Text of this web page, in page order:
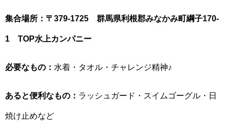
集合場所：〒379-1725 群馬県利根郡みなかみ町綱子170-
1 TOP水上カンパニー
必要なもの： 水着・タオル・チャレンジ精神♪
あると便利なもの： ラッシュガード・スイムゴーグル・日
焼け止めなど